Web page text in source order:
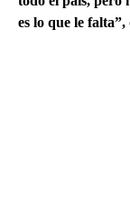
es lo que le falta”,